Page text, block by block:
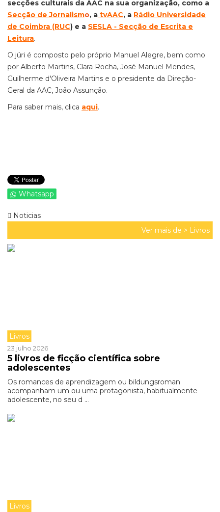
secções culturais da AAC na sua organização, como a
Secção de Jornalismo, a tvAAC, a Rádio Universidade
de Coimbra (RUC) e a SESLA - Secção de Escrita e
Leitura.
O júri é composto pelo próprio Manuel Alegre, bem como
por Alberto Martins, Clara Rocha, José Manuel Mendes,
Guilherme d'Oliveira Martins e o presidente da Direção-
Geral da AAC, João Assunção.
Para saber mais, clica aqui.
Whatsapp
Noticias
Ver mais de > Livros
Livros
23 julho 2026
5 livros de ficção científica sobre
adolescentes
Os romances de aprendizagem ou bildungsroman
acompanham um ou uma protagonista, habitualmente
adolescente, no seu d ...
Livros